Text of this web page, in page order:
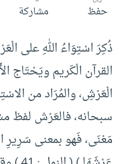
حفظ مشاركة
ذُكِرَ اسْتِوَاءُ اللهِ على
القرآن الْكَريم ويَحْتَاج
الْعَرْشِ، والمُرَاد من
سبحانه، فالعَرْش لفظ
مَعْنَى، فَهو بمعنى سَرِيرِ